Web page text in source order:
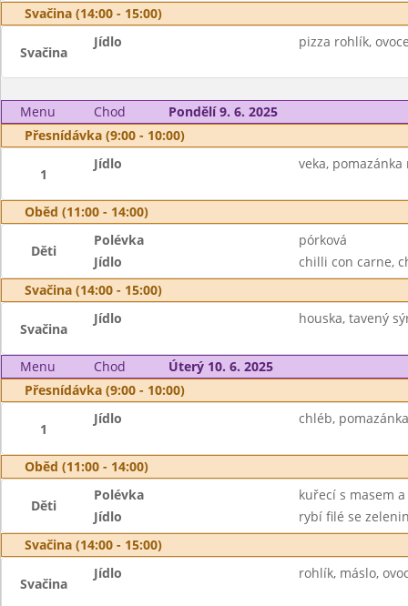
Svačina (14:00 - 15:00)
Svačina
Jídlo pizza rohlík,
Menu Chod
Pondělí 9. 6. 2025
Přesnídávka (9:00 - 10:00)
1
Jídlo veka,
Oběd (11:00 - 14:00)
Děti
Polévka
pórková
Jídlo
chilli con carne,
Svačina (14:00 - 15:00)
Svačina
Jídlo houska, tavený
Menu Chod
Úterý 10. 6. 2025
Přesnídávka (9:00 - 10:00)
1
Jídlo chléb,
Oběd (11:00 - 14:00)
Děti
Polévka
kuřecí s masem
Jídlo
rybí filé se
Svačina (14:00 - 15:00)
Svačina
Jídlo rohlík, máslo,